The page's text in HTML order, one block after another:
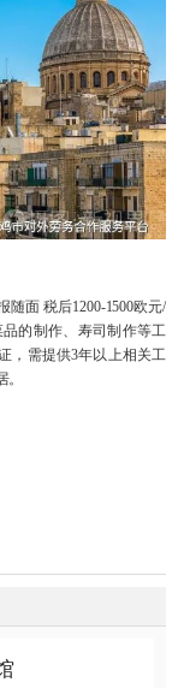
随面 税后1200-1500欧元/
的制作、寿司制作等工
，需提供3年以上相关工